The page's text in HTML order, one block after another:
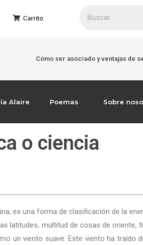
Carrito
Cómo ser asociado y ventajas de
Alaire Poemas Sobre
o ciencia
es una forma de clasificación de la
latitudes, multitud de cosas de oriente,
un viento suave. Este viento ha traído